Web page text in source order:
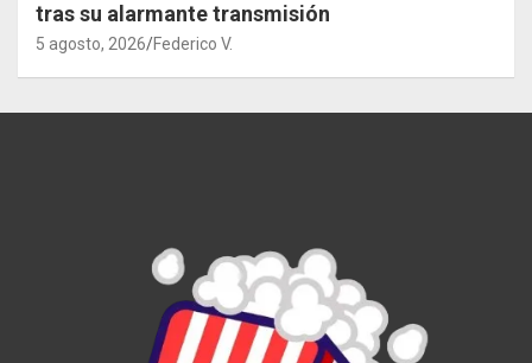
tras su alarmante transmisión
5 agosto, 2026 Federico V.